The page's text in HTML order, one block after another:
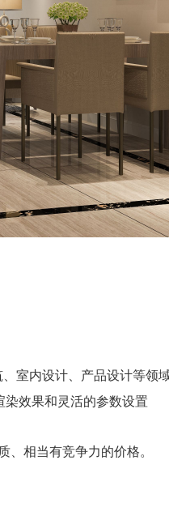
室内设计、产品设计等领
效果和灵活的参数设置
相当有竞争力的价格。